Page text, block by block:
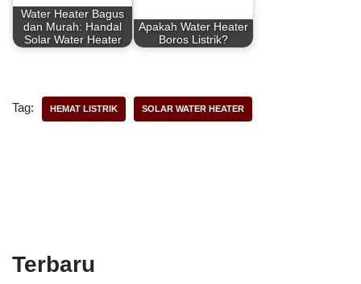
Water Heater Bagus
dan Murah: Handal
Solar Water Heater
Apakah Water Heater
Boros Listrik?
Tag: HEMAT LISTRIK SOLAR WATER HEATER
Terbaru